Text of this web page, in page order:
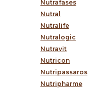
Nutrafases
Nutral
Nutralife
Nutralogic
Nutravit
Nutricon
Nutripassaros
Nutripharme